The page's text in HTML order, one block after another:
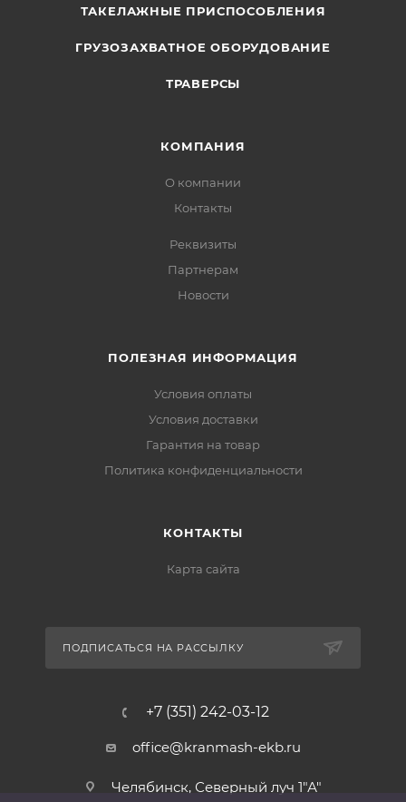
ТАКЕЛАЖНЫЕ ПРИСПОСОБЛЕНИЯ
ГРУЗОЗАХВАТНОЕ ОБОРУДОВАНИЕ
ТРАВЕРСЫ
КОМПАНИЯ
О компании
Контакты
Реквизиты
Партнерам
Новости
ПОЛЕЗНАЯ ИНФОРМАЦИЯ
Условия оплаты
Условия доставки
Гарантия на товар
Политика конфиденциальности
КОНТАКТЫ
Карта сайта
ПОДПИСАТЬСЯ НА РАССЫЛКУ
+7 (351) 242-03-12
office@kranmash-ekb.ru
Челябинск, Северный луч 1"А"